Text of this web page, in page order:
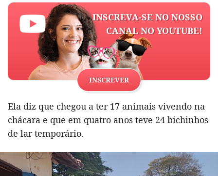
INSCREVA-SE NO NOSSO
CANAL NO YOUTUBE!
INSCREVER
Ela diz que chegou a ter 17 animais vivendo na
chácara e que em quatro anos teve 24 bichinhos
de lar temporário.